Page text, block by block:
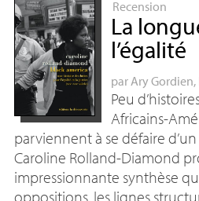
Recension
La
l’égalité
parAry Gordien
Peu
Africains-
parviennent à se défaire
Caroline Rolland-Diamond
impressionnante synthèse
oppositions, les lignes